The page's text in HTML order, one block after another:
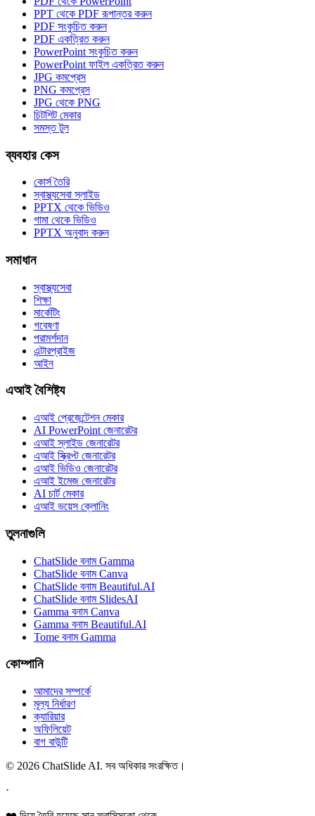
PPT থেকে PDF রূপান্তর করুন
PDF সংকুচিত করুন
PDF একত্রিত করুন
PowerPoint সংকুচিত করুন
PowerPoint ফাইল একত্রিত করুন
JPG কমপ্রেস
PNG কমপ্রেস
JPG থেকে PNG
চিটশিট মেকার
সমস্ত টুল
ব্যবহার কেস
কোর্স তৈরি
স্বাস্থ্যসেবা স্লাইড
PPTX থেকে ভিডিও
গামা থেকে ভিডিও
PPTX অনুবাদ করুন
সমাধান
স্বাস্থ্যসেবা
শিক্ষা
মার্কেটিং
গবেষণা
পরামর্শদান
এন্টারপ্রাইজ
আইন
এআই বৈশিষ্ট্য
এআই প্রেজেন্টেশন মেকার
AI PowerPoint জেনারেটর
এআই স্লাইড জেনারেটর
এআই স্ক্রিপ্ট জেনারেটর
এআই ভিডিও জেনারেটর
এআই ইমেজ জেনারেটর
AI চার্ট মেকার
এআই ভয়েস ক্লোনিং
তুলনাগুলি
ChatSlide বনাম Gamma
ChatSlide বনাম Canva
ChatSlide বনাম Beautiful.AI
ChatSlide বনাম SlidesAI
Gamma বনাম Canva
Gamma বনাম Beautiful.AI
Tome বনাম Gamma
কোম্পানি
আমাদের সম্পর্কে
মূল্য নির্ধারণ
ক্যারিয়ার
অফিলিয়েট
বাগ বাউন্টি
© 2026 ChatSlide AI. সব অধিকার সংরক্ষিত।
·